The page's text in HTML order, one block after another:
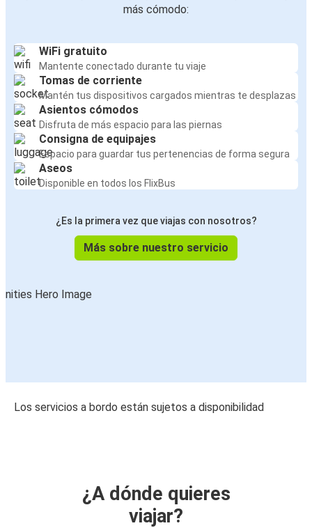
más cómodo:
WiFi gratuito
Mantente conectado durante tu viaje
Tomas de corriente
Mantén tus dispositivos cargados mientras te desplazas
Asientos cómodos
Disfruta de más espacio para las piernas
Consigna de equipajes
Espacio para guardar tus pertenencias de forma segura
Aseos
Disponible en todos los FlixBus
¿Es la primera vez que viajas con nosotros?
Más sobre nuestro servicio
Los servicios a bordo están sujetos a disponibilidad
¿A dónde quieres
viajar?